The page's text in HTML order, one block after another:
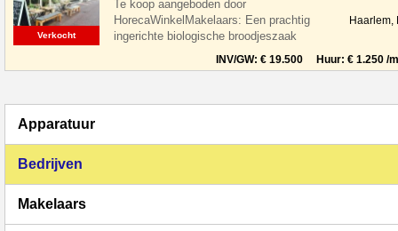
Verkocht
Te koop aangeboden door
HorecaWinkelMakelaars: Een prachtig
ingerichte biologische broodjeszaak
gelegen midden in het centrum van
Haarlem tussen de le
Haarlem,
INV/GW: € 19.500 Huur: € 1.250 /
Apparatuur
Bedrijven
Makelaars